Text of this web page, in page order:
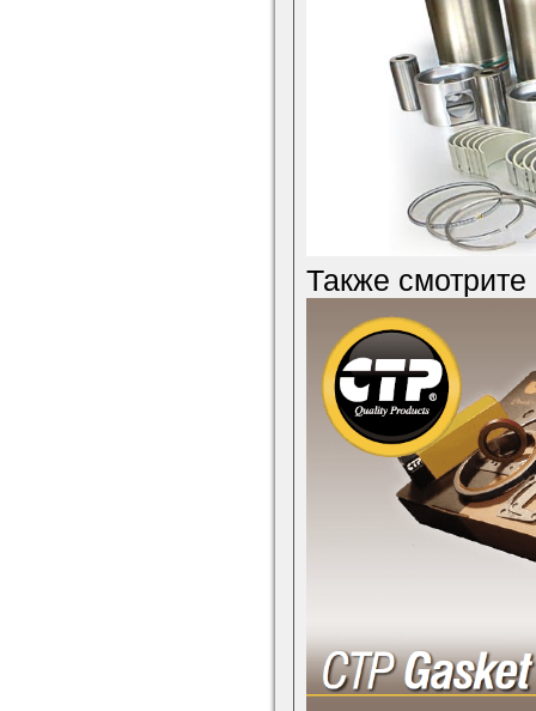
Также